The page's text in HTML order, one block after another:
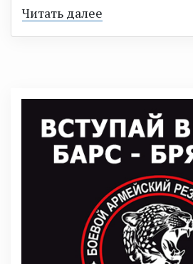
Читать далее